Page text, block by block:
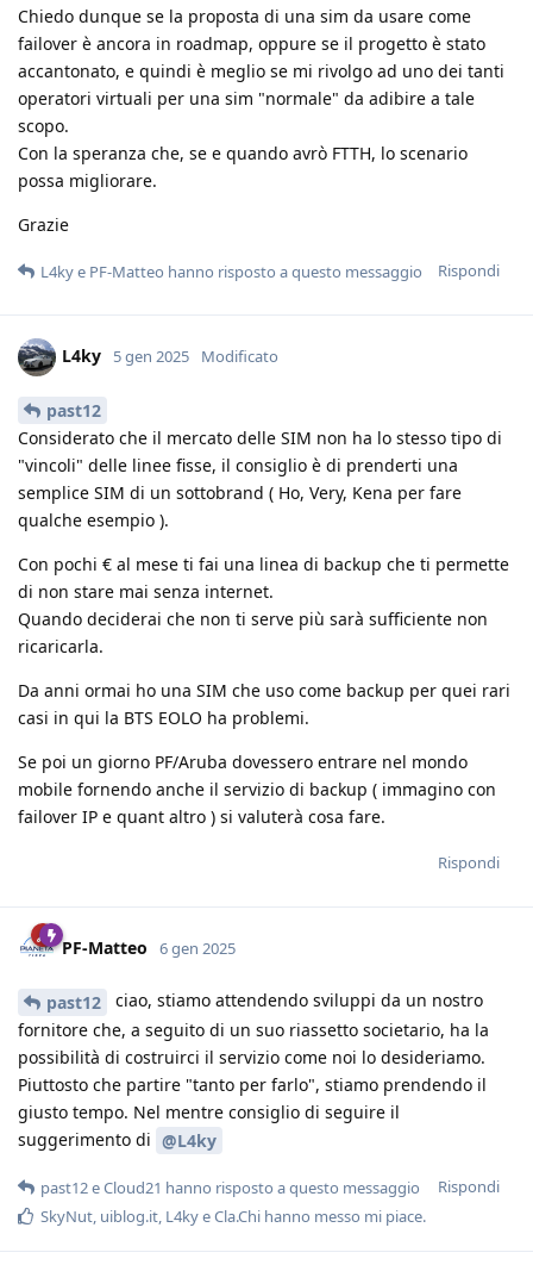
Chiedo dunque se la proposta di una sim da usare come
failover è ancora in roadmap, oppure se il progetto è stato
accantonato, e quindi è meglio se mi rivolgo ad uno dei tanti
operatori virtuali per una sim "normale" da adibire a tale
scopo.
Con la speranza che, se e quando avrò FTTH, lo scenario
possa migliorare.
Grazie
Rispondi
L4kye PF-Matteo hanno risposto a questo messaggio
L4ky 5 gen 2025 Modificato
past12
Considerato che il mercato delle SIM non ha lo stesso tipo di
"vincoli" delle linee fisse, il consiglio è di prenderti una
semplice SIM di un sottobrand ( Ho, Very, Kena per fare
qualche esempio ).
Con pochi € al mese ti fai una linea di backup che ti permette
di non stare mai senza internet.
Quando deciderai che non ti serve più sarà sufficiente non
ricaricarla.
Da anni ormai ho una SIM che uso come backup per quei rari
casi in qui la BTS EOLO ha problemi.
Se poi un giorno PF/Aruba dovessero entrare nel mondo
mobile fornendo anche il servizio di backup ( immagino con
failover IP e quant altro ) si valuterà cosa fare.
Rispondi
PF-Matteo 6 gen 2025
past12
ciao, stiamo attendendo sviluppi da un nostro
fornitore che, a seguito di un suo riassetto societario, ha la
possibilità di costruirci il servizio come noi lo desideriamo.
Piuttosto che partire "tanto per farlo", stiamo prendendo il
giusto tempo. Nel mentre consiglio di seguire il
suggerimento di @L4ky
Rispondi
past12eCloud21 hanno risposto a questo messaggio
SkyNut, uiblog.it, L4kyeCla.Chi hanno messo mi piace.